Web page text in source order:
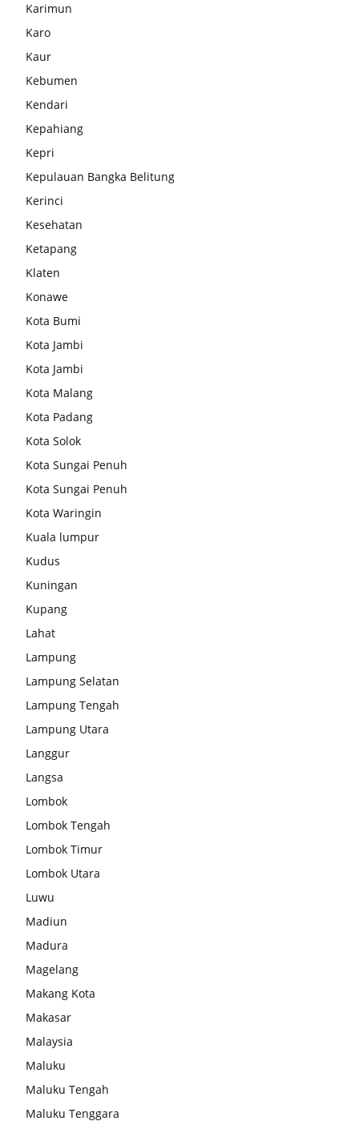
Karimun
Karo
Kaur
Kebumen
Kendari
Kepahiang
Kepri
Kepulauan Bangka Belitung
Kerinci
Kesehatan
Ketapang
Klaten
Konawe
Kota Bumi
Kota Jambi
Kota Jambi
Kota Malang
Kota Padang
Kota Solok
Kota Sungai Penuh
Kota Sungai Penuh
Kota Waringin
Kuala lumpur
Kudus
Kuningan
Kupang
Lahat
Lampung
Lampung Selatan
Lampung Tengah
Lampung Utara
Langgur
Langsa
Lombok
Lombok Tengah
Lombok Timur
Lombok Utara
Luwu
Madiun
Madura
Magelang
Makang Kota
Makasar
Malaysia
Maluku
Maluku Tengah
Maluku Tenggara